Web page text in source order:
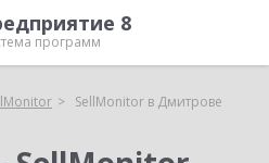
8
программ
SellMonitor в Дмитрове